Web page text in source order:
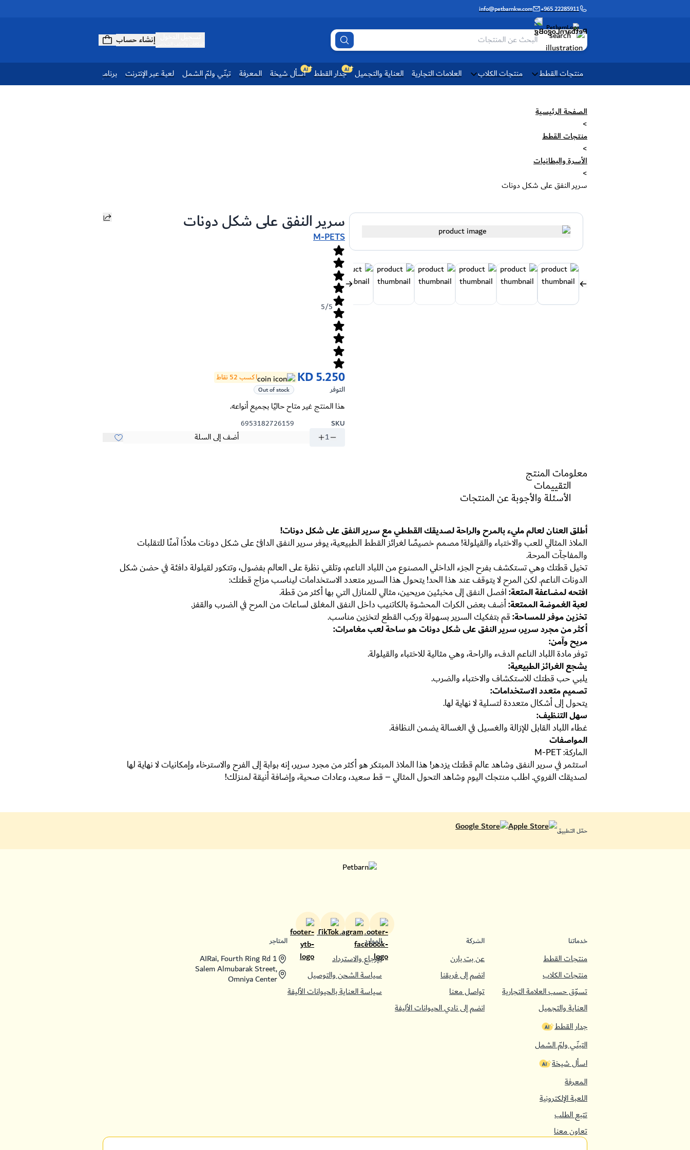
+965 22285911
info@petbarnkw.com
إنشاء حساب
منتجات القطط منتجات الكلاب العلامات التجارية العناية والتجميل جدار القطط اسأل شيخة المعرفة تبنّي ولمّ الشمل لعبة عبر الإنترنت برنامج الولاء
الصفحة الرئيسية
>
منتجات القطط
>
الأسرة والبطانيات
>
سرير النفق على شكل دونات
سرير النفق على شكل دونات
M-PETS
5/5
KD 5.250
اكسب 52 نقاط
التوفر
Out of stock
هذا المنتج غير متاح حاليًا بجميع أنواعه.
SKU
6953182726159
1 أضف إلى السلة
معلومات المنتج
التقييمات
الأسئلة والأجوبة عن المنتجات
أطلق العنان لعالم مليء بالمرح والراحة لصديقك القططي مع سرير النفق على شكل دونات!
الملاذ المثالي للعب والاختباء والقيلولة! مصمم خصيصًا لغرائز القطط الطبيعية، يوفر سرير النفق الدافئ على شكل دونات ملاذًا آمنًا للتقلبات
والمفاجآت المرحة.
تخيل قطتك وهي تستكشف بفرح الجزء الداخلي المصنوع من اللباد الناعم، وتلقي نظرة على العالم بفضول، وتتكور لقيلولة دافئة في حضن شكل
الدونات الناعم. لكن المرح لا يتوقف عند هذا الحد! يتحول هذا السرير متعدد الاستخدامات ليناسب مزاج قطتك:
افتحه لمضاعفة المتعة:افصل النفق إلى مخبئين مريحين، مثالي للمنازل التي بها أكثر من قطة.
لعبة الغموضة الممتعة:أضف بعض الكرات المحشوة بالكاتنيب داخل النفق المغلق لساعات من المرح في الضرب والقفز.
تخزين موفر للمساحة:قم بتفكيك السرير بسهولة وركب القطع لتخزين مناسب.
أكثر من مجرد سرير، سرير النفق على شكل دونات هو ساحة لعب مغامرات:
مريح وآمن:
توفر مادة اللباد الناعم الدفء والراحة، وهي مثالية للاختباء والقيلولة.
يشجع الغرائز الطبيعية:
يلبي حب قطتك للاستكشاف والاختباء والضرب.
تصميم متعدد الاستخدامات:
يتحول إلى أشكال متعددة لتسلية لا نهاية لها.
سهل التنظيف:
غطاء اللباد القابل للإزالة والغسيل في الغسالة يضمن النظافة.
المواصفات
الماركة: M-PET
استثمر في سرير النفق وشاهد عالم قطتك يزدهر! هذا الملاذ المبتكر هو أكثر من مجرد سرير، إنه بوابة إلى الفرح والاسترخاء وإمكانيات لا نهاية لها
لصديقك الفروي. اطلب منتجك اليوم وشاهد التحول المثالي – قط سعيد، وعادات صحية، وإضافة أنيقة لمنزلك!
حمّل التطبيق
خدماتنا
منتجات القطط
منتجات الكلاب
تسوّق حسب العلامة التجارية
العناية والتجميل
جدار القطط
التبنّي ولمّ الشمل
اسأل شيخة
المعرفة
اللعبة الإلكترونية
تتبع الطلب
تعاون معنا
الشركة
عن بت بارن
انضم إلى فريقنا
تواصل معنا
انضم إلى نادي الحيوانات الأليفة
الموارد
الإرجاع والاسترداد
سياسة الشحن والتوصيل
سياسة العناية بالحيوانات الأليفة
المتاجر
AIRai, Fourth Ring Rd 1
Salem Almubarak Street,
Omniya Center